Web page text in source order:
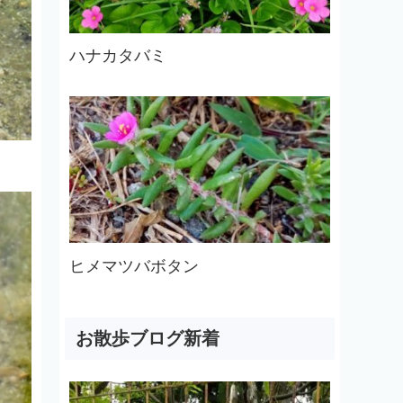
ハナカタバミ
ヒメマツバボタン
お散歩ブログ新着